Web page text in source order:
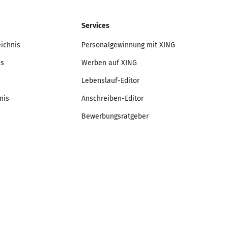
Services
Personalgewinnung mit XING
Werben auf XING
Lebenslauf-Editor
Anschreiben-Editor
Bewerbungsratgeber